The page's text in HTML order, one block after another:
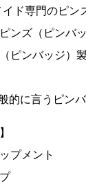
ド専門のピン
ンズ（ピンバ
ピンバッジ）
的に言うピン
プメント